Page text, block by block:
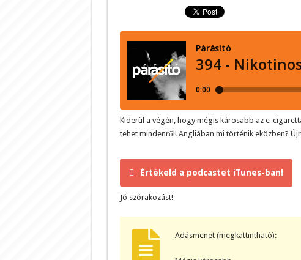
Kiderül a végén, hogy mégis károsabb az e-
tehet mindenről! Angliában mi történik eközben?
Értékeld a podcastet iTunes-ban!
Jó szórakozást!
Adásmenet (megkattintható):